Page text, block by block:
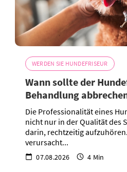
WERDEN SIE HUNDEFRISEUR
Wann sollte der
Behandlung
Die Professionalität eines
nicht nur in der Qualität des
darin, rechtzeitig
verursacht...
07.08.2026 4 Min